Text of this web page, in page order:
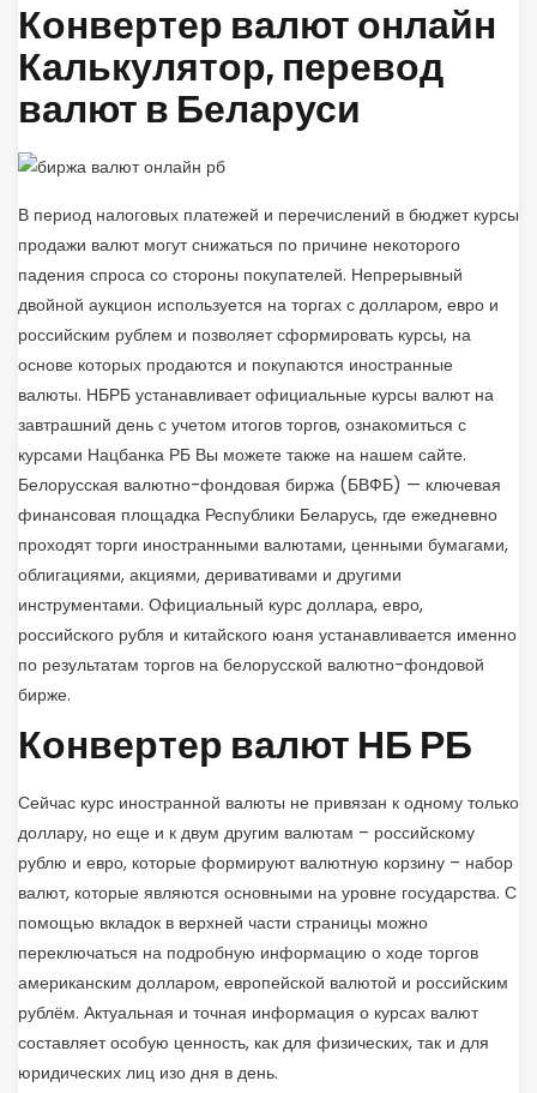
Конвертер валют онлайн
Калькулятор, перевод
валют в Беларуси
В период налоговых платежей и перечислений в бюджет курсы
продажи валют могут снижаться по причине некоторого
падения спроса со стороны покупателей. Непрерывный
двойной аукцион используется на торгах с долларом, евро и
российским рублем и позволяет сформировать курсы, на
основе которых продаются и покупаются иностранные
валюты. НБРБ устанавливает официальные курсы валют на
завтрашний день с учетом итогов торгов, ознакомиться с
курсами Нацбанка РБ Вы можете также на нашем сайте.
Белорусская валютно-фондовая биржа (БВФБ) — ключевая
финансовая площадка Республики Беларусь, где ежедневно
проходят торги иностранными валютами, ценными бумагами,
облигациями, акциями, деривативами и другими
инструментами. Официальный курс доллара, евро,
российского рубля и китайского юаня устанавливается именно
по результатам торгов на белорусской валютно-фондовой
бирже.
Конвертер валют НБ РБ
Сейчас курс иностранной валюты не привязан к одному только
доллару, но еще и к двум другим валютам – российскому
рублю и евро, которые формируют валютную корзину – набор
валют, которые являются основными на уровне государства. С
помощью вкладок в верхней части страницы можно
переключаться на подробную информацию о ходе торгов
американским долларом, европейской валютой и российским
рублём. Актуальная и точная информация о курсах валют
составляет особую ценность, как для физических, так и для
юридических лиц изо дня в день.